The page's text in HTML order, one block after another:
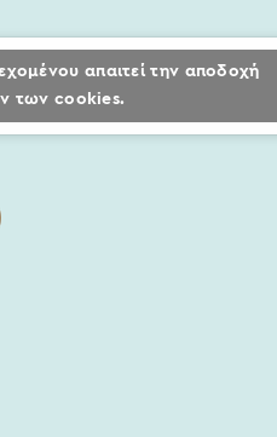
απαιτεί την αποδοχή
των cookies.